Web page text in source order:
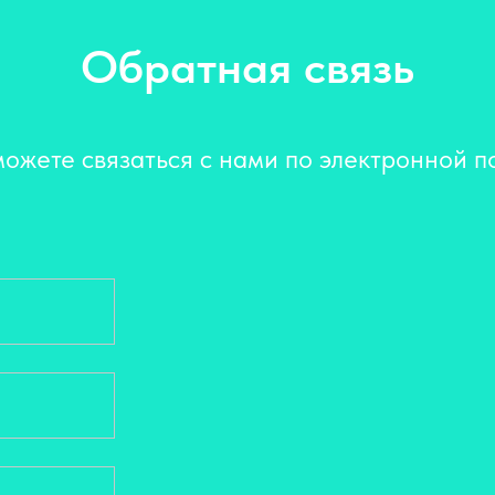
Обратная связь
связаться с нами по электронной